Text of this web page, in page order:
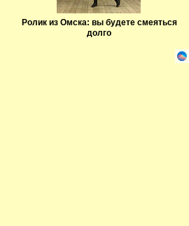
Ролик из Омска: вы будете смеяться
долго